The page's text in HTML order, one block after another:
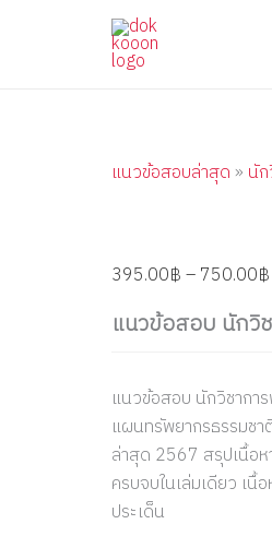
แนวข้อสอบล่าสุด» นั
395.00฿–750.00฿
แนวข้อสอบ นัก
แนวข้อสอบ นักวิชากา
แผนทรัพยากรธรรมช
ล่าสุด 2567 สรุปเนื้อ
ครบจบในเล่มเดียว เนื้
ประเด็น
ข้อสอบ
นัก
วิชาการ
quantity